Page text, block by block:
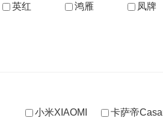
英红 鸿雁 凤牌
小米XIAOMI 卡萨帝